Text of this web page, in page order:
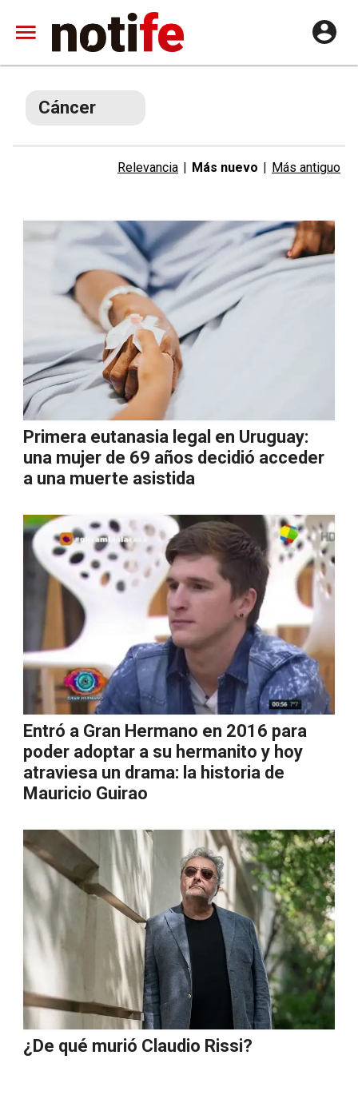
Cáncer
Relevancia | Más nuevo | Más antiguo
Primera eutanasia legal en Uruguay:
una mujer de 69 años decidió acceder
a una muerte asistida
Entró a Gran Hermano en 2016 para
poder adoptar a su hermanito y hoy
atraviesa un drama: la historia de
Mauricio Guirao
¿De qué murió Claudio Rissi?